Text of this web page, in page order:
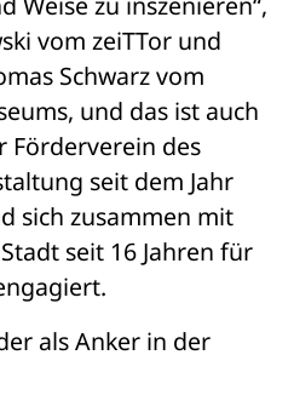
vom zeiTTor und
Schwarz vom
und das ist auch
Förderverein des
seit dem Jahr
sich zusammen mit
seit 16 Jahren für
als Anker in der